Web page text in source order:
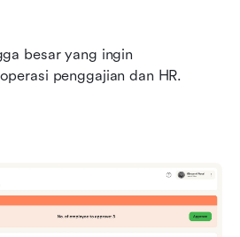
besar yang ingin
penggajian dan HR.